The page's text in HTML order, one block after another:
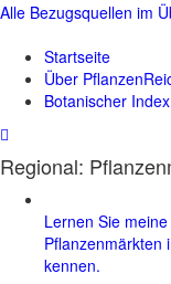
Alle Bezugsquellen im
Startseite
Über
Botanischer Index
Regional:
Lernen Sie
Pflanzenmärkten
kennen.